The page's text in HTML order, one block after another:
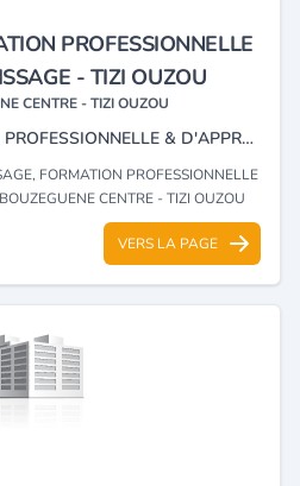
PROFESSIONNELLE
- TIZI OUZOU
CENTRE - TIZI OUZOU
CENTRE DE FORMATION PROFESSIONNELLE & D'APPRENTISSAGE
FORMATION PROFESSIONNELLE
CENTRE - TIZI OUZOU
VERS LA PAGE